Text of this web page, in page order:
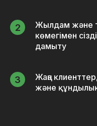
Жылдам және
көмегімен
дамыту
Жаңа
және